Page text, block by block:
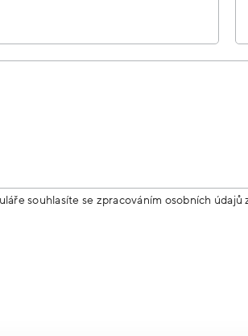
souhlasíte se zpracováním osobních údajů